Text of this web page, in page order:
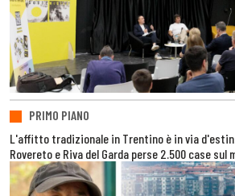
PRIMO PIANO
L'affitto tradizionale in Trentino è in via
Rovereto e Riva del Garda perse 2.500 case sul